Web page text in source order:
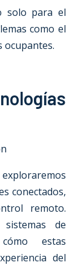
solo para el
como el
ocupantes.
conectados,
remoto.
de
estas
del